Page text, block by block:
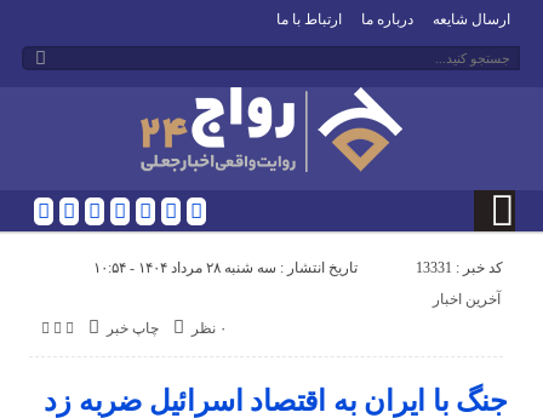
ارسال شایعه درباره ما ارتباط با ما
کد خبر : 13331 تاریخ انتشار : سه شنبه ۲۸ مرداد ۱۴۰۴ - ۱۰:۵۴
چاپ خبر ۰ نظر
آخرین اخبار
جنگ با ایران به اقتصاد اسرائیل ضربه زد